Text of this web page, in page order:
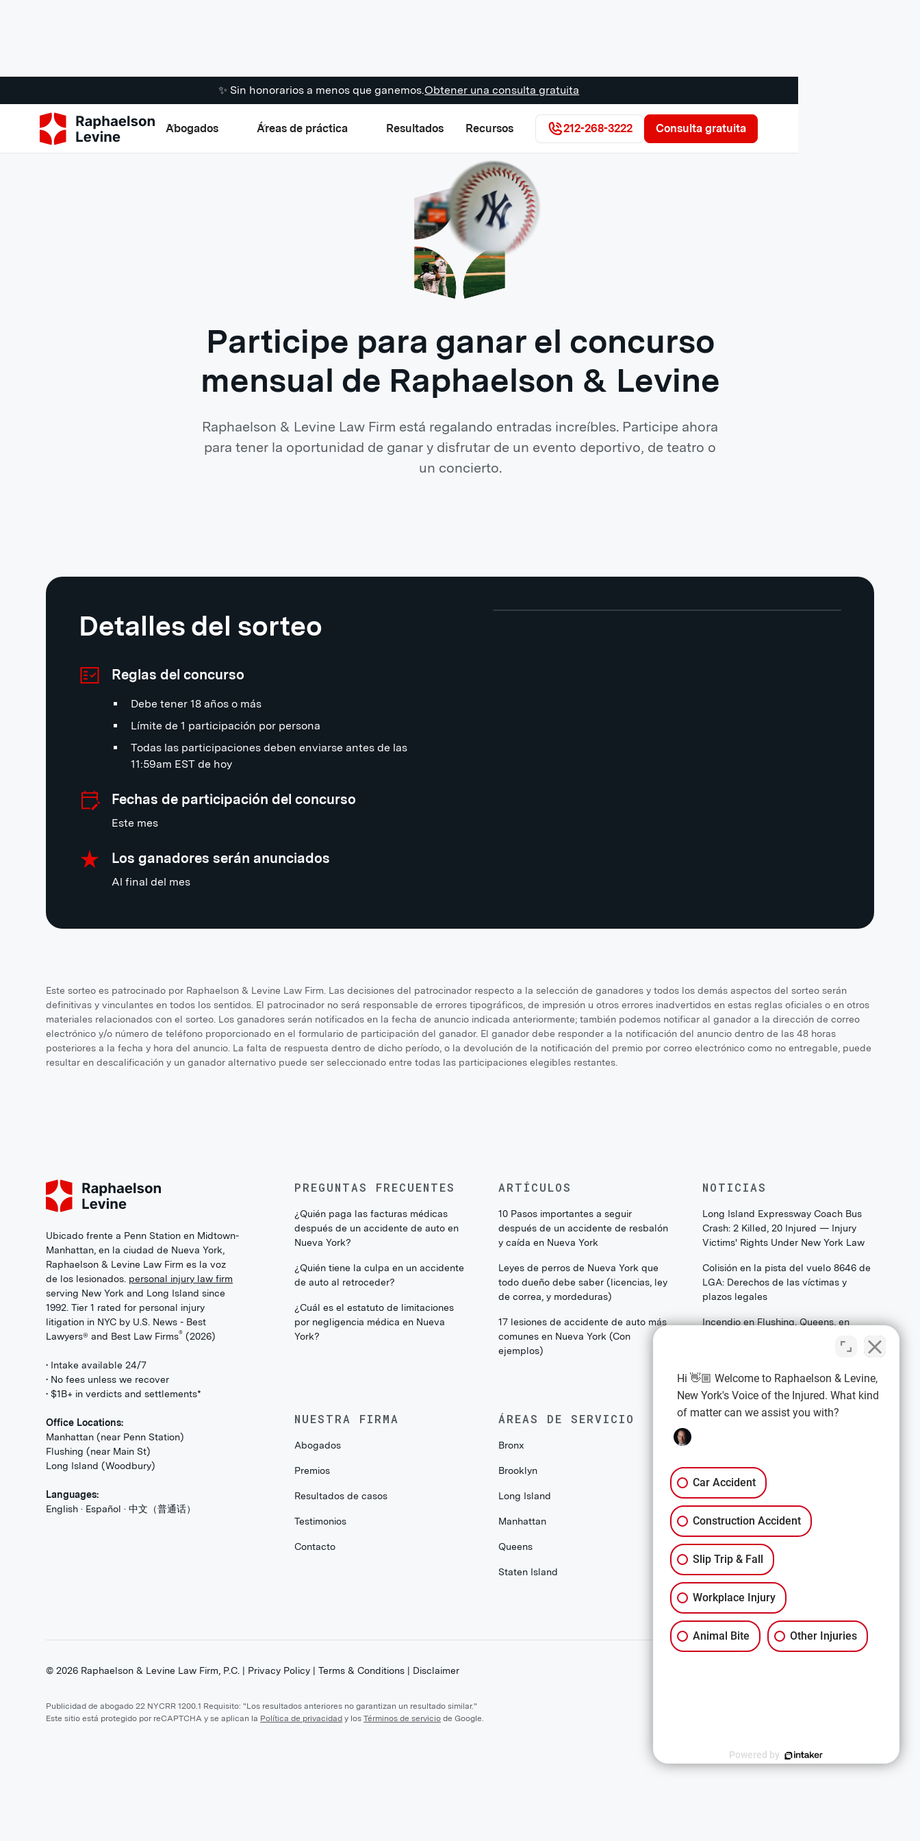
✨ Sin honorarios a menos que ganemos.Obtener una consulta gratuita
Abogados Áreas de práctica Resultados Recursos 212-268-3222 Consulta gratuita
Participe para ganar el concurso
mensual de Raphaelson & Levine
Raphaelson & Levine Law Firm está regalando entradas increíbles. Participe ahora
para tener la oportunidad de ganar y disfrutar de un evento deportivo, de teatro o
un concierto.
Detalles del sorteo
Reglas del concurso
Debe tener 18 años o más
Límite de 1 participación por persona
Todas las participaciones deben enviarse antes de las
11:59am EST de hoy
Fechas de participación del concurso
Este mes
Los ganadores serán anunciados
Al final del mes
Este sorteo es patrocinado por Raphaelson & Levine Law Firm. Las decisiones del patrocinador respecto a la selección de ganadores y todos los demás aspectos del sorteo serán
definitivas y vinculantes en todos los sentidos. El patrocinador no será responsable de errores tipográficos, de impresión u otros errores inadvertidos en estas reglas oficiales o en otros
materiales relacionados con el sorteo. Los ganadores serán notificados en la fecha de anuncio indicada anteriormente; también podemos notificar al ganador a la dirección de correo
electrónico y/o número de teléfono proporcionado en el formulario de participación del ganador. El ganador debe responder a la notificación del anuncio dentro de las 48 horas
posteriores a la fecha y hora del anuncio. La falta de respuesta dentro de dicho período, o la devolución de la notificación del premio por correo electrónico como no entregable, puede
resultar en descalificación y un ganador alternativo puede ser seleccionado entre todas las participaciones elegibles restantes.
Ubicado frente a Penn Station en Midtown-
Manhattan, en la ciudad de Nueva York,
Raphaelson & Levine Law Firm es la voz
de los lesionados. personal injury law firm
serving New York and Long Island since
1992. Tier 1 rated for personal injury
litigation in NYC by U.S. News - Best
Lawyers® and Best Law Firms® (2026)
• Intake available 24/7
• No fees unless we recover
• $1B+ in verdicts and settlements*
Office Locations:
Manhattan (near Penn Station)
Flushing (near Main St)
Long Island (Woodbury)
Languages:
English · Español · 中文（普通话）
PREGUNTAS FRECUENTES
¿Quién paga las facturas médicas
después de un accidente de auto en
Nueva York?
¿Quién tiene la culpa en un accidente
de auto al retroceder?
¿Cuál es el estatuto de limitaciones
por negligencia médica en Nueva
York?
ARTÍCULOS
10 Pasos importantes a seguir
después de un accidente de resbalón
y caída en Nueva York
Leyes de perros de Nueva York que
todo dueño debe saber (licencias, ley
de correa, y mordeduras)
17 lesiones de accidente de auto más
comunes en Nueva York (Con
ejemplos)
NOTICIAS
Long Island Expressway Coach Bus
Crash: 2 Killed, 20 Injured — Injury
Victims' Rights Under New York Law
Colisión en la pista del vuelo 8646 de
LGA: Derechos de las víctimas y
plazos legales
Incendio en Flushing, Queens, en
familias y los sobrevivientes deben
NUESTRA FIRMA
Abogados
Premios
Resultados de casos
Testimonios
Contacto
ÁREAS DE SERVICIO
Bronx
Brooklyn
Long Island
Manhattan
Queens
Staten Island
EXPLORE
Términos y condiciones
Descargo de responsabilidad
All Services
©2026 Raphaelson & Levine Law Firm, P.C. | Privacy Policy |Terms & Conditions | Disclaimer
Publicidad de abogado 22 NYCRR 1200.1 Requisito: "Los resultados anteriores no garantizan un resultado similar."
Este sitio está protegido por reCAPTCHA y se aplican la Política de privacidad y losTérminos de servicio de Google.
Hi 👋🏼 Welcome to Raphaelson & Levine,
New York's Voice of the Injured. What kind
of matter can we assist you with?
Car Accident
Construction Accident
Slip Trip & Fall
Workplace Injury
Animal Bite Other Injuries
Powered by